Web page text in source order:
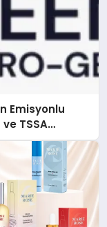
Emisyonlu
TSSA